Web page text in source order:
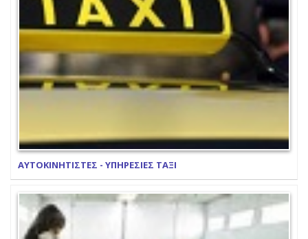
ΑΥΤΟΚΙΝΗΤΙΣΤΕΣ - ΥΠΗΡΕΣΙΕΣ ΤΑΞΙ